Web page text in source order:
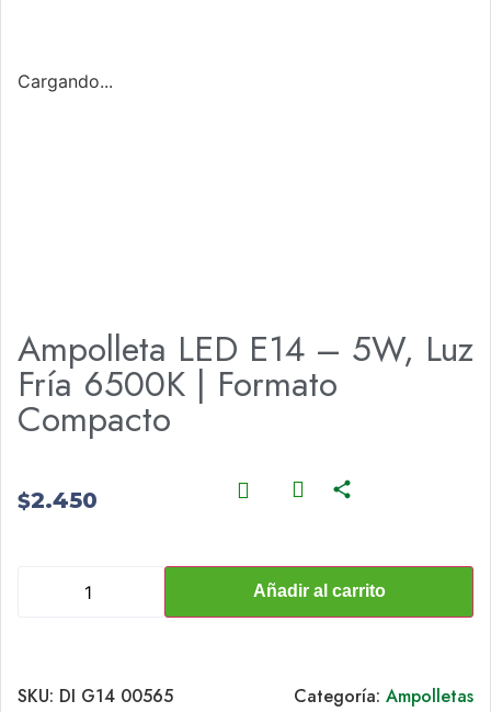
Cargando...
Ampolleta LED E14 – 5W, Luz
Fría 6500K | Formato
Compacto
$2.450
Añadir al carrito
SKU: DI G14 00565 Categoría: Ampolletas